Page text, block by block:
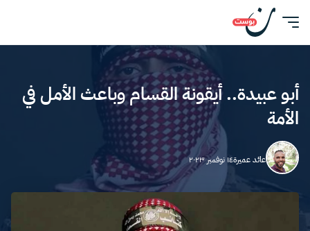
أبو عبيدة.. أيقونة القسام وباعث الأمل في
الأمة
عائد عميرة١٤ نوفمبر ٢٠٢٣